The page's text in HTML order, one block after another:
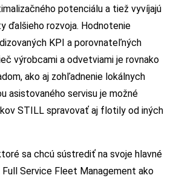
potenciálu a tiež vyvíjajú
ďalšieho rozvoja. Hodnotenie
KPI a porovnateľných
výrobcami a odvetviami je rovnako
ako aj zohľadnenie lokálnych
asistovaného servisu je možné
STILL spravovať aj flotily od iných
sa chcú sústrediť na svoje hlavné
Full Service Fleet Management ako